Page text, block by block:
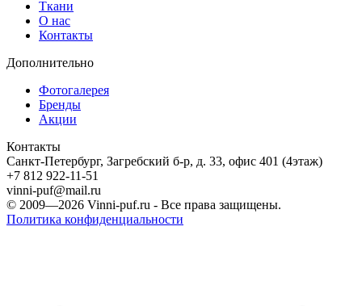
Ткани
О нас
Контакты
Дополнительно
Фотогалерея
Бренды
Акции
Контакты
Санкт-Петербург, Загребский б-р, д. 33, офис 401 (4этаж)
+7 812 922-11-51
vinni-puf@mail.ru
© 2009—2026 Vinni-puf.ru - Все права защищены.
Политика конфиденциальности